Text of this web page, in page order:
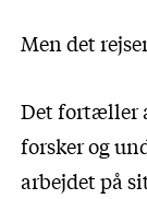
Men det
Det fortæller
forsker og
arbejdet på